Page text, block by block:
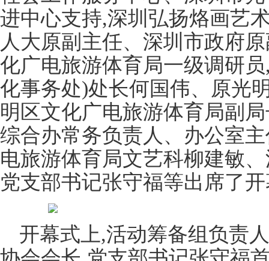
进中心支持,深圳弘扬烙画艺
人大原副主任、深圳市政府
化广电旅游体育局一级调研
化事务处)处长何国伟、原光
明区文化广电旅游体育局副
综合办常务负责人、办公室
电旅游体育局文艺科柳建敏
党支部书记张守福等出席了
开幕式上,活动筹备组负责